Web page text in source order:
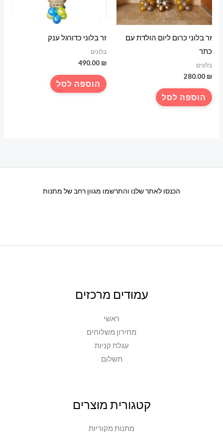
זר בלוני כרום ליום הולדת עם
כתר
בלונים
280.00 ₪
הוספה לסל
זר בלוני כדורגל ענק
בלונים
490.00 ₪
הוספה לסל
הכנסו לאתר שלנו והתרשמו מגוון רחב של מתנות
עמודים מרכזים
ראשי
מחירון משלוחים
עגלת קניות
תשלום
קטגורית מוצרים
מתנות מקוריות